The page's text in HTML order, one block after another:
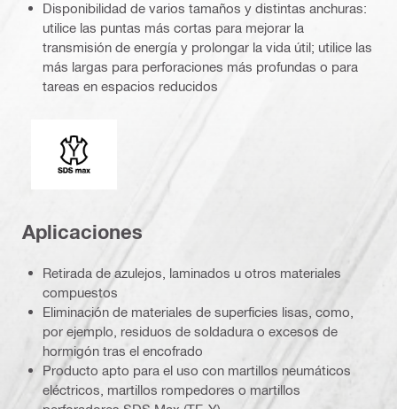
Disponibilidad de varios tamaños y distintas anchuras:
utilice las puntas más cortas para mejorar la
transmisión de energía y prolongar la vida útil; utilice las
más largas para perforaciones más profundas o para
tareas en espacios reducidos
Conexión
Aplicaciones
Retirada de azulejos, laminados u otros materiales
compuestos
Eliminación de materiales de superficies lisas, como,
por ejemplo, residuos de soldadura o excesos de
hormigón tras el encofrado
Producto apto para el uso con martillos neumáticos
eléctricos, martillos rompedores o martillos